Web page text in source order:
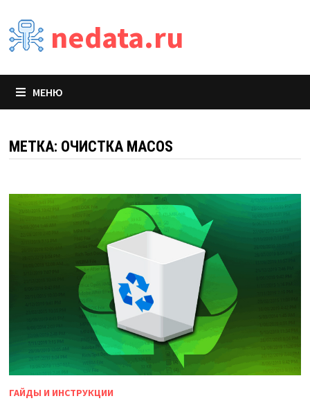
содержимомуnedata.ru
МЕНЮ
МЕТКА: ОЧИСТКА MACOS
ГАЙДЫ И ИНСТРУКЦИИ